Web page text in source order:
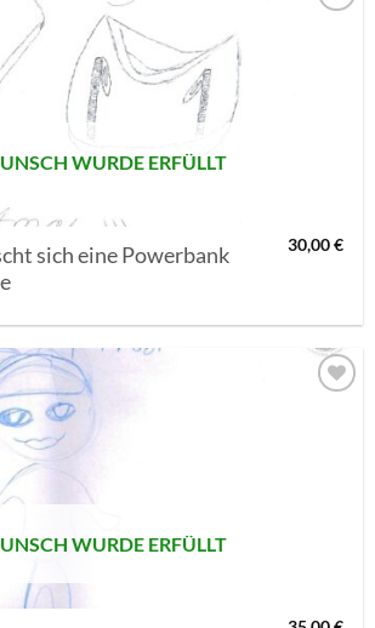
WURDE ERFÜLLT
sich eine Powerbank
30,00€
WURDE ERFÜLLT